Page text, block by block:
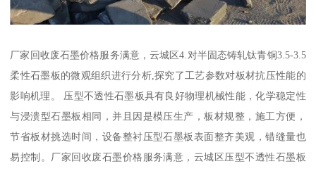
厂家回收废石墨价格服务满意，云城区4.对半固态铸轧钛青铜3.5-3.5
柔性石墨板的微观组织进行分析,探究了工艺参数对板材抗压性能的
影响机理。 压型不透性石墨板具有良好物理机械性能，化学稳定性
与浸溃型石墨板相同，并且因是模压生产，板材规整，施工方便，
节省板材挑选时间，设备整衬压型石墨板表面整齐美观，错缝量也
易控制。厂家回收废石墨价格服务满意，云城区压型不透性石墨板